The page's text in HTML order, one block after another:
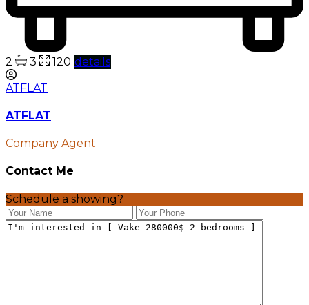
2 3 120 details
ATFLAT
ATFLAT
Company Agent
Contact Me
Schedule a showing?